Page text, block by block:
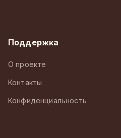
Поддержка
О проекте
Контакты
Конфиденциальность